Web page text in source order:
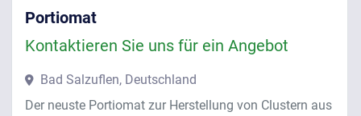
Portiomat
Kontaktieren Sie uns für ein Angebot
Bad Salzuflen, Deutschland
Der neuste Portiomat zur Herstellung von Clustern aus